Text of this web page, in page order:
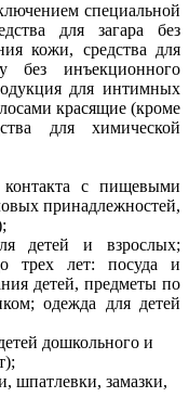
специальной
для загара без
кожи, средства для
без инъекционного
для интимных
красящие (кроме
для химической
контакта с пищевыми
принадлежностей,
детей и взрослых;
трех лет: посуда и
детей, предметы по
одежда для детей
дошкольного и
шпатлевки, замазки,